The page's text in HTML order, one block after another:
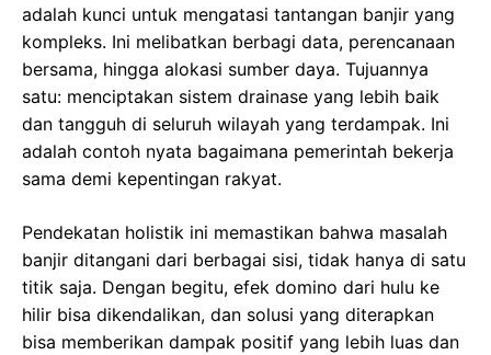
adalah kunci untuk mengatasi tantangan banjir yang
kompleks. Ini melibatkan berbagi data, perencanaan
bersama, hingga alokasi sumber daya. Tujuannya
satu: menciptakan sistem drainase yang lebih baik
dan tangguh di seluruh wilayah yang terdampak. Ini
adalah contoh nyata bagaimana pemerintah bekerja
sama demi kepentingan rakyat.
Pendekatan holistik ini memastikan bahwa masalah
banjir ditangani dari berbagai sisi, tidak hanya di satu
titik saja. Dengan begitu, efek domino dari hulu ke
hilir bisa dikendalikan, dan solusi yang diterapkan
bisa memberikan dampak positif yang lebih luas dan